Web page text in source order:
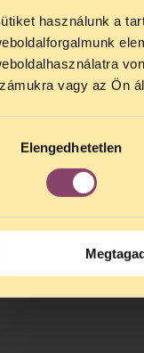
használunk a
vagy az Ön
Elengedhetetlen
lehetősége,
Kedves
kedden,
alatt is